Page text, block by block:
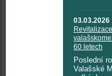
03.03.2026
60 letech
Poslední
Valašské